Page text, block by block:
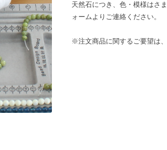
天然石につき、色・模様はさ
ォームよりご連絡ください。
※注文商品に関するご要望は